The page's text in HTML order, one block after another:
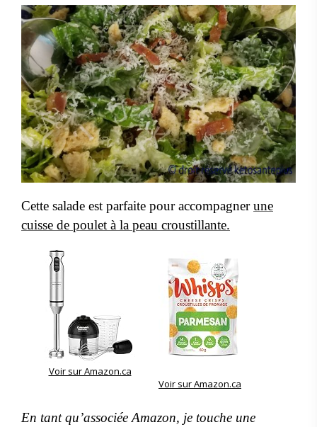
Cette salade est parfaite pour accompagnerune
cuisse de poulet à la peau croustillante.
Voir sur Amazon.ca
Voir sur Amazon.ca
En tant qu’associée Amazon, je touche une